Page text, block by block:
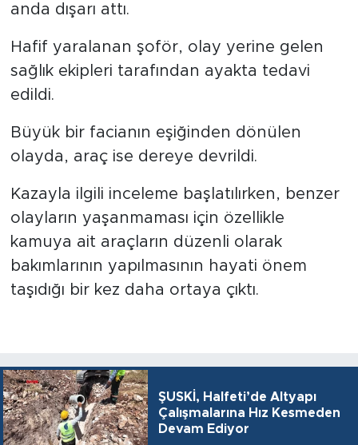
anda dışarı attı.
Hafif yaralanan şoför, olay yerine gelen
sağlık ekipleri tarafından ayakta tedavi
edildi.
Büyük bir facianın eşiğinden dönülen
olayda, araç ise dereye devrildi.
Kazayla ilgili inceleme başlatılırken, benzer
olayların yaşanmaması için özellikle
kamuya ait araçların düzenli olarak
bakımlarının yapılmasının hayati önem
taşıdığı bir kez daha ortaya çıktı.
ŞUSKİ, Halfeti’de Altyapı
Çalışmalarına Hız Kesmeden
Devam Ediyor